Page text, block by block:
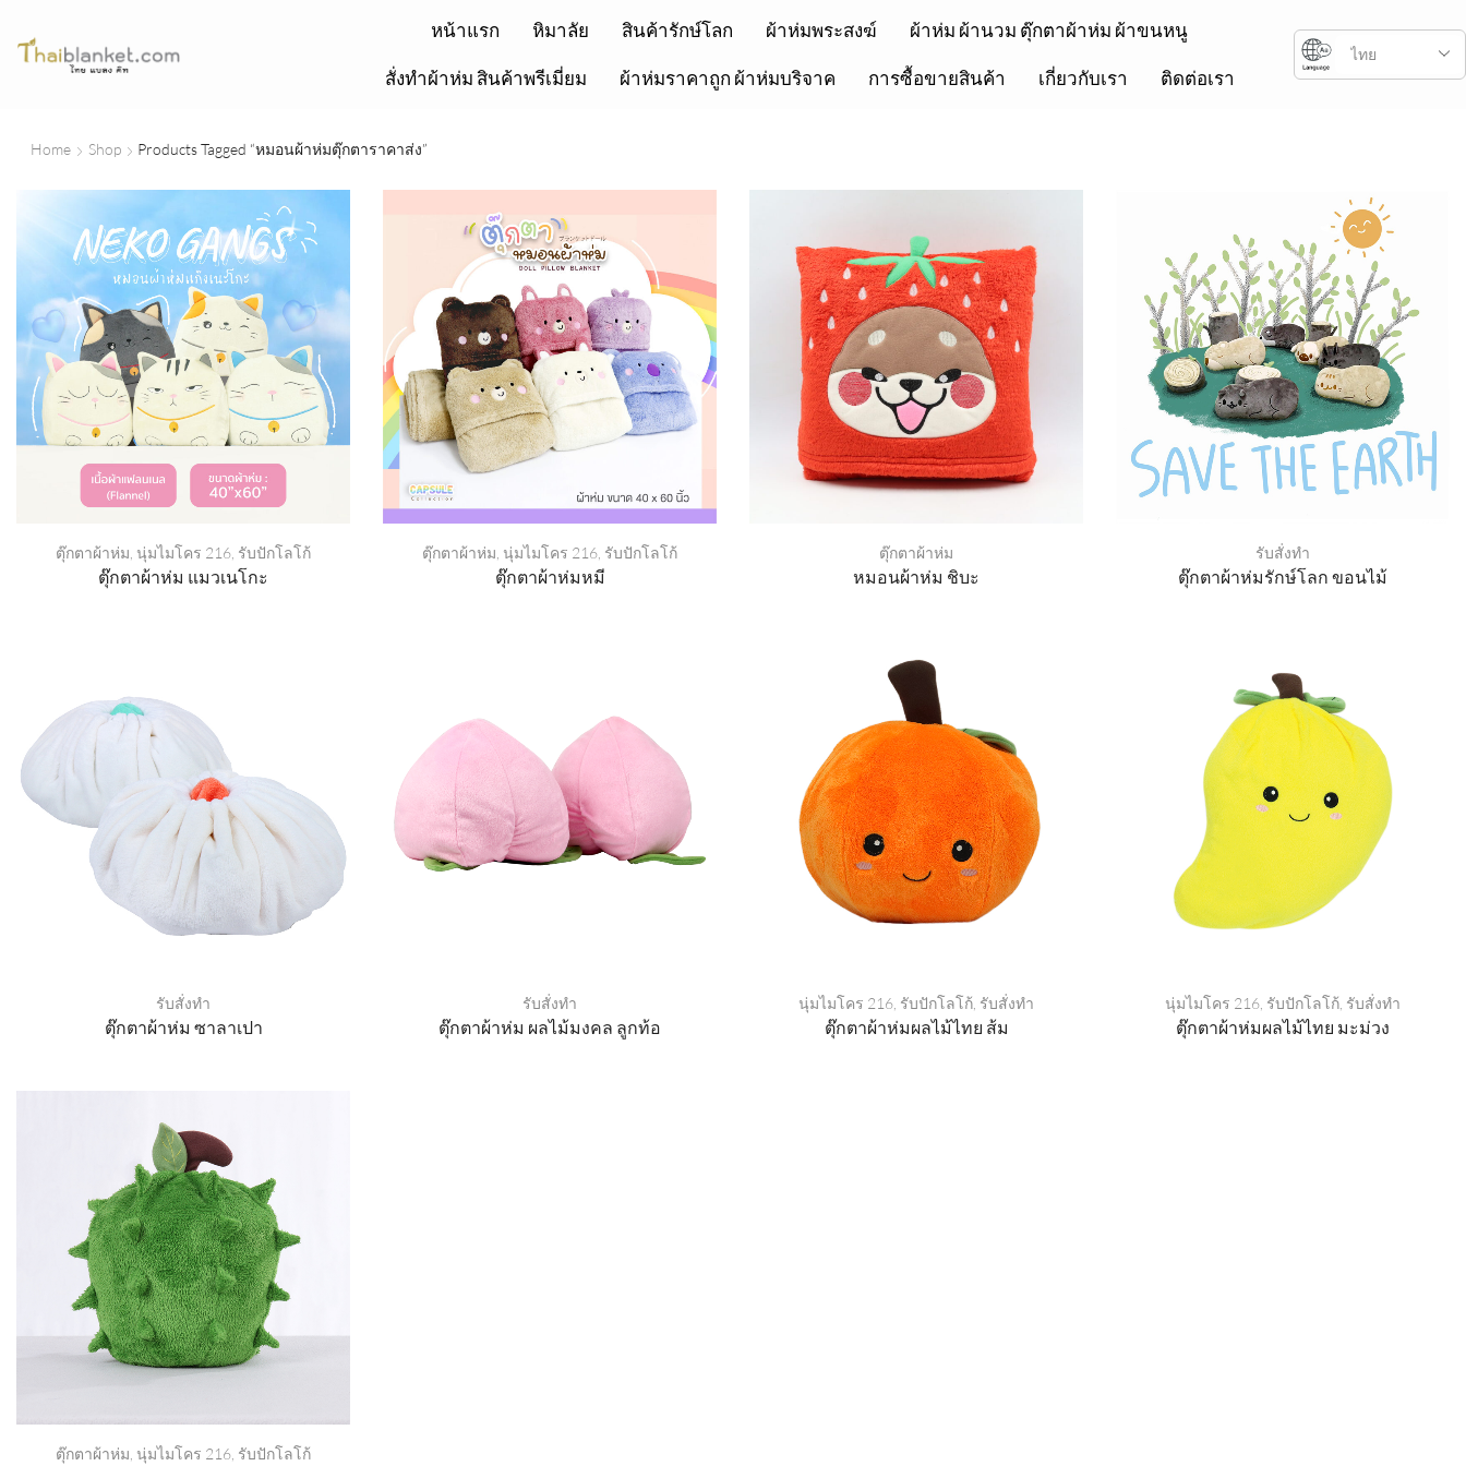
หน้าแรก หิมาลัย สินค้ารักษ์โลก ผ้าห่มพระสงฆ์ ผ้าห่ม ผ้านวม ตุ๊กตาผ้าห่ม ผ้าขนหนู
สั่งทำผ้าห่ม สินค้าพรีเมี่ยม ผ้าห่มราคาถูก ผ้าห่มบริจาค การซื้อขายสินค้า เกี่ยวกับเรา ติดต่อเรา
Home Shop Products Tagged “หมอนผ้าห่มตุ๊กตาราคาส่ง”
ตุ๊กตาผ้าห่ม นุ่มไมโคร 216 รับปักโลโก้
ตุ๊กตาผ้าห่ม แมวเนโกะ
ตุ๊กตาผ้าห่ม นุ่มไมโคร 216 รับปักโลโก้
ตุ๊กตาผ้าห่มหมี
ตุ๊กตาผ้าห่ม
หมอนผ้าห่ม ชิบะ
รับสั่งทำ
ตุ๊กตาผ้าห่มรักษ์โลก ขอนไม้
รับสั่งทำ
ตุ๊กตาผ้าห่ม ซาลาเปา
รับสั่งทำ
ตุ๊กตาผ้าห่ม ผลไม้มงคล ลูกท้อ
นุ่มไมโคร 216 รับปักโลโก้ รับสั่งทำ
ตุ๊กตาผ้าห่มผลไม้ไทย ส้ม
นุ่มไมโคร 216 รับปักโลโก้ รับสั่งทำ
ตุ๊กตาผ้าห่มผลไม้ไทย มะม่วง
ตุ๊กตาผ้าห่ม นุ่มไมโคร 216 รับปักโลโก้